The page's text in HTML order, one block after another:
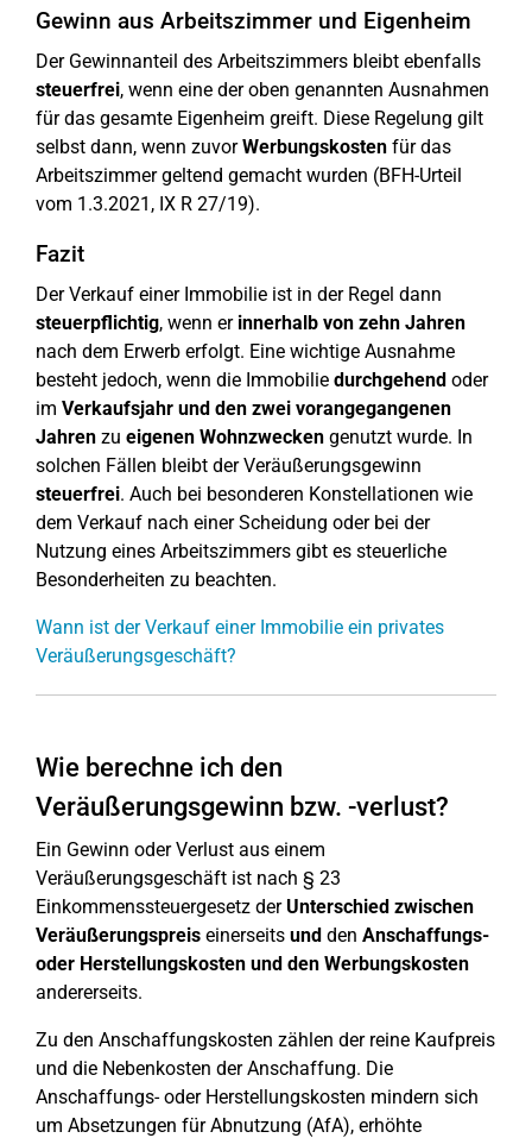
Gewinn aus Arbeitszimmer und Eigenheim
Der Gewinnanteil des Arbeitszimmers bleibt ebenfalls
steuerfrei, wenn eine der oben genannten Ausnahmen
für das gesamte Eigenheim greift. Diese Regelung gilt
selbst dann, wenn zuvorWerbungskosten für das
Arbeitszimmer geltend gemacht wurden (BFH-Urteil
vom 1.3.2021, IX R 27/19).
Fazit
Der Verkauf einer Immobilie ist in der Regel dann
steuerpflichtig, wenn er innerhalb von zehn Jahren
nach dem Erwerb erfolgt. Eine wichtige Ausnahme
besteht jedoch, wenn die Immobilie durchgehend oder
im Verkaufsjahr und den zwei vorangegangenen
Jahren zu eigenen Wohnzwecken genutzt wurde. In
solchen Fällen bleibt der Veräußerungsgewinn
steuerfrei. Auch bei besonderen Konstellationen wie
dem Verkauf nach einer Scheidung oder bei der
Nutzung eines Arbeitszimmers gibt es steuerliche
Besonderheiten zu beachten.
Wann ist der Verkauf einer Immobilie ein privates
Veräußerungsgeschäft?
Wie berechne ich den
Veräußerungsgewinn bzw. -verlust?
Ein Gewinn oder Verlust aus einem
Veräußerungsgeschäft ist nach § 23
Einkommenssteuergesetz derUnterschied zwischen
Veräußerungspreis einerseits und den Anschaffungs-
oder Herstellungskosten und den Werbungskosten
andererseits.
Zu den Anschaffungskosten zählen der reine Kaufpreis
und die Nebenkosten der Anschaffung. Die
Anschaffungs- oder Herstellungskosten mindern sich
um Absetzungen für Abnutzung (AfA), erhöhte